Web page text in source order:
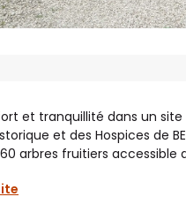
et tranquillité dans un
et des Hospices de
arbres fruitiers accessible